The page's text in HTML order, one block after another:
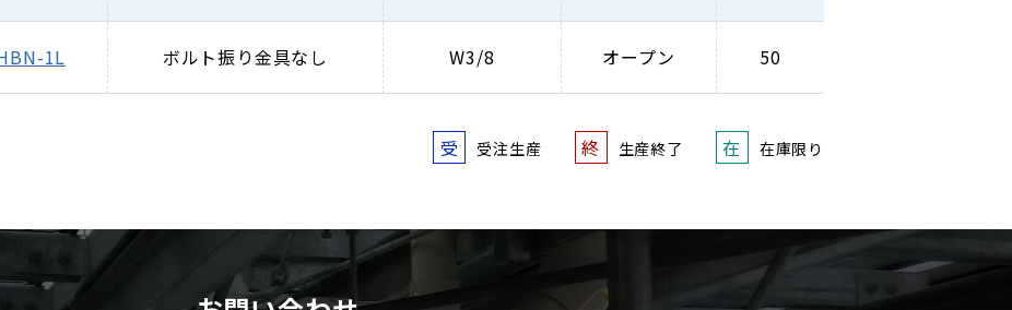
1L ボルト振り金具なし W3/8 オープン 50
受 受注生産 終 生産終了 在 在庫限り